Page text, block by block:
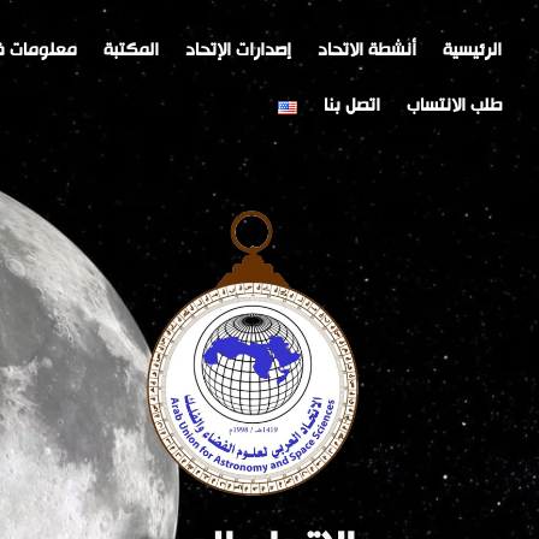
تخطي
إلى
المحتوى
الرئيسية أنشطة الاتحاد إصدارات الإتحاد المكتبة معلومات
طلب الانتساب
اتصل بنا
Post
navigation